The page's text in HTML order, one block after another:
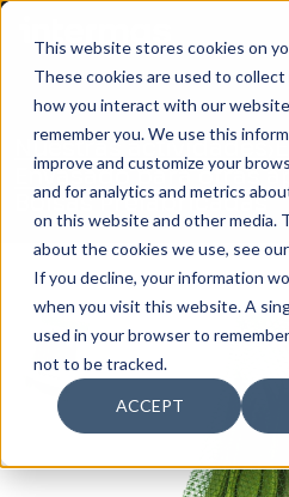
This website stores cookies on
These cookies are used to
how you interact with our
remember you. We use this
improve and customize your
and for analytics and metrics
on this website and other media.
about the cookies we use, see
If you decline, your information
when you visit this website. A
used in your browser to
not to be tracked.
ACCEPT
BUSCAR
Nuestras actividades
Envasado para otras
Bolsas Prefabricadas